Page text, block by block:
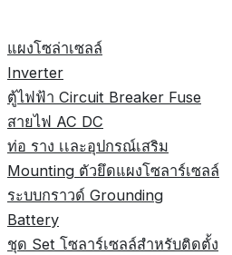
แผงโซล่าเซลล์
Inverter
ตู้ไฟฟ้า Circuit Breaker Fuse
สายไฟ AC DC
ท่อ ราง เเละอุปกรณ์เสริม
Mounting ตัวยึดแผงโซลาร์เซลล์
ระบบกราวด์ Grounding
Battery
ชุด Set โซลาร์เซลล์สำหรับติดตั้ง